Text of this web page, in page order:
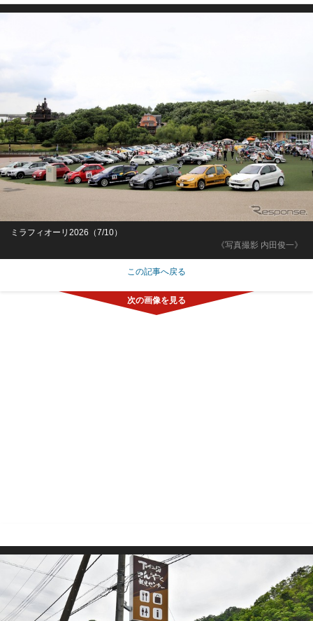
《写真撮影 内田俊一》
ミラフィオーリ2026（7/10）
この記事へ戻る